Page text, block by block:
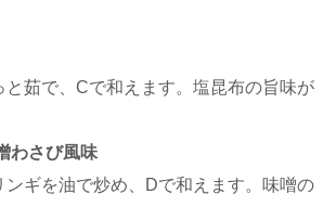
と茹で、Cで和えます。塩昆布の旨味が
わさび風味
ンギを油で炒め、Dで和えます。味噌の